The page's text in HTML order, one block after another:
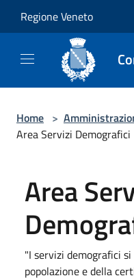
Regione Veneto
Home >
Area Servizi Demografici
Area
"I servizi demografici
popolazione e della